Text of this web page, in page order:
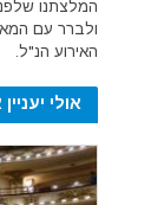
המלצתנו
ולברר עם
האירוע הנ"ל.
אולי